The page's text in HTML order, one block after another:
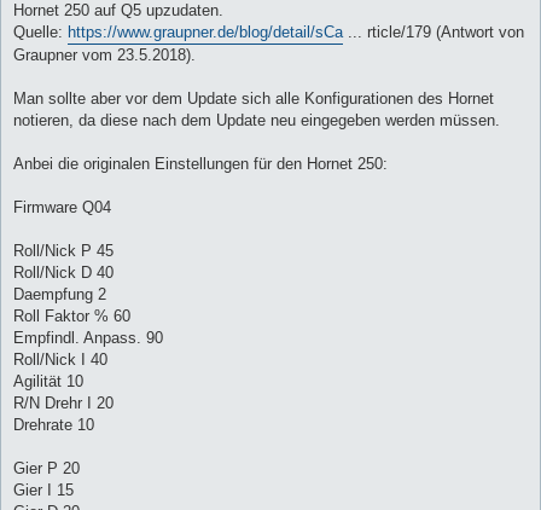
Hornet 250 auf Q5 upzudaten.
Quelle: https://www.graupner.de/blog/detail/sCa... rticle/179 (Antwort von
Graupner vom 23.5.2018).
Man sollte aber vor dem Update sich alle Konfigurationen des Hornet
notieren, da diese nach dem Update neu eingegeben werden müssen.
Anbei die originalen Einstellungen für den Hornet 250:
Firmware Q04
Roll/Nick P 45
Roll/Nick D 40
Daempfung 2
Roll Faktor % 60
Empfindl. Anpass. 90
Roll/Nick I 40
Agilität 10
R/N Drehr I 20
Drehrate 10
Gier P 20
Gier I 15